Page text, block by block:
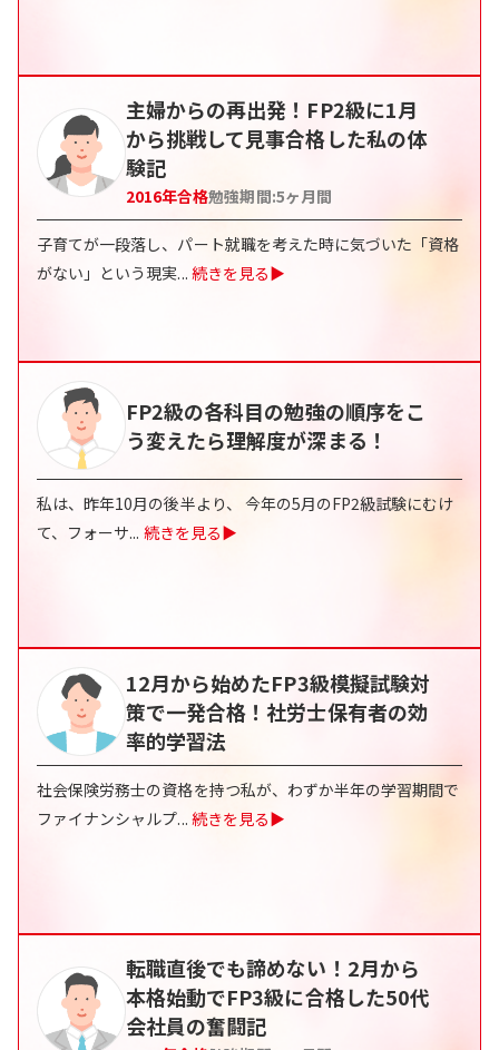
主婦からの再出発！FP2級に1月
から挑戦して見事合格した私の体
験記
2016年合格勉強期間:5ヶ月間
子育てが一段落し、パート就職を考えた時に気づいた「資格
がない」という現実... 続きを見る▶
FP2級の各科目の勉強の順序をこ
う変えたら理解度が深まる！
私は、昨年10月の後半より、 今年の5月のFP2級試験にむけ
て、フォーサ... 続きを見る▶
12月から始めたFP3級模擬試験対
策で一発合格！社労士保有者の効
率的学習法
社会保険労務士の資格を持つ私が、わずか半年の学習期間で
ファイナンシャルプ... 続きを見る▶
転職直後でも諦めない！2月から
本格始動でFP3級に合格した50代
会社員の奮闘記